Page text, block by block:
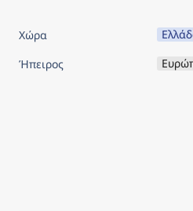
Χώρα
Ήπειρος